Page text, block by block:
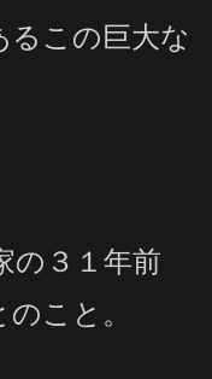
るこの巨大な
の３１年前
こと。